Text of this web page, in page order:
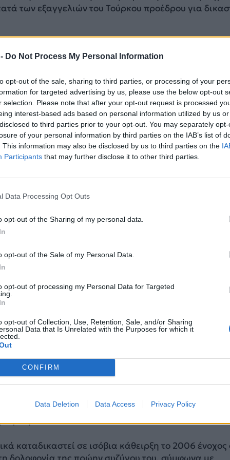
Do Not Process My Personal Information
opt-out of the sale, sharing to third parties, or processing of your
for targeted advertising by us, please use the below opt-out
selection. Please note that after your opt-out request is processed
interest-based ads based on personal information utilized by us
to third parties prior to your opt-out. You may separately
of your personal information by third parties on the IAB’s list of
This information may also be disclosed by us to third parties on the
Participants that may further disclose it to other third parties.
Data Processing Opt Outs
opt-out of the Sharing of my personal data.
opt-out of the Sale of my Personal Data.
opt-out of processing my Personal Data for Targeted
opt-out of Collection, Use, Retention, Sale, and/or Sharing
Data that Is Unrelated with the Purposes for which it
CONFIRM
Data Deletion Data Access Privacy Policy
των εξαγγελιών του Τούρκου προέδρου για
είπε ο αρχηγός του CHP χωρίς να
Κιλιτσντάρογλου δήλωσε σήμερα πως υπέβαλε
λέγοντας πως οι απειλές του τελευταίου μπορεί να
επίθεση.
ΔΙΑΦΗΜΙΣΗ
υπάρχει κράτος δικαίου, το ίδιο το κράτος
οργανωμένου εγκλήματος», είπε σήμερα ο
σε δημοσιογράφους στην Άγκυρα. Λίγο
με δεύτερη επιστολή του στο Twitter,
του ηγέτη του CHP.
του Ρεπουμπλικανού Κόμματος με tweets τους
το hashtag #MafyaDuzeniniBitirecegiz (Θα δώσουμε
καταδικαστεί σε ισόβια κάθειρξη το 2006 ένοχος